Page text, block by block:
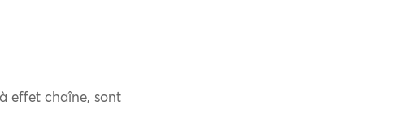
effet chaîne, sont